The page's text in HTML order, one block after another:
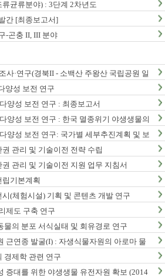
균류분야) : 3단계 2차년도
간 [최종보고서]
-곤충 II, III 분야
사·연구(경북II - 소백산 주왕산 국립공원 일
안해안국립공원 일대)
양성 보전 연구
양성 보전 연구 : 최종보고서
양성 보전 연구 : 한국 멸종위기 야생생물의
양성 보전 연구: 국가별 세부추진계획 및 보
관리 및 기술이전 전략 수립
관리 및 기술이전 지원 업무 지침서
기본계획
(체험시설) 기획 및 콘텐츠 개발 연구
제도 구축 연구
물의 분포 서식실태 및 회유경로 연구
근연종 발굴(I) : 자생식물자원의 아로마 물
경제학 관련 연구
증대를 위한 야생생물 유전자원 확보 (2014